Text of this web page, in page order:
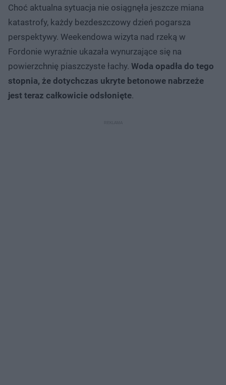
Choć aktualna sytuacja nie osiągnęła jeszcze miana
katastrofy, każdy bezdeszczowy dzień pogarsza
perspektywy. Weekendowa wizyta nad rzeką w
Fordonie wyraźnie ukazała wynurzające się na
powierzchnię piaszczyste łachy. Woda opadła do tego
stopnia, że dotychczas ukryte betonowe nabrzeże
jest teraz całkowicie odsłonięte.